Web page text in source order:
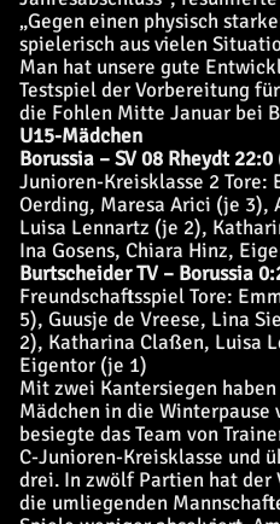
„Gegen einen physisch
spielerisch aus vielen
Man hat unsere gute
Testspiel der Vorbereitung
die Fohlen Mitte Januar bei
U15-Mädchen
Borussia – SV 08 Rheydt
Junioren-Kreisklasse 2 Tore:
Oerding, Maresa Arici (je 3),
Luisa Lennartz (je 2),
Ina Gosens, Chiara Hinz,
Burtscheider TV – Borussia
FreundschaftsspielTore:
5), Guusje de Vreese, Lina
2), Katharina Claßen, Luisa
Eigentor (je 1)
Mit zwei Kantersiegen
Mädchen in die
besiegte das Team von
C-Junioren-Kreisklasse und
drei. In zwölf Partien hat der
die umliegenden